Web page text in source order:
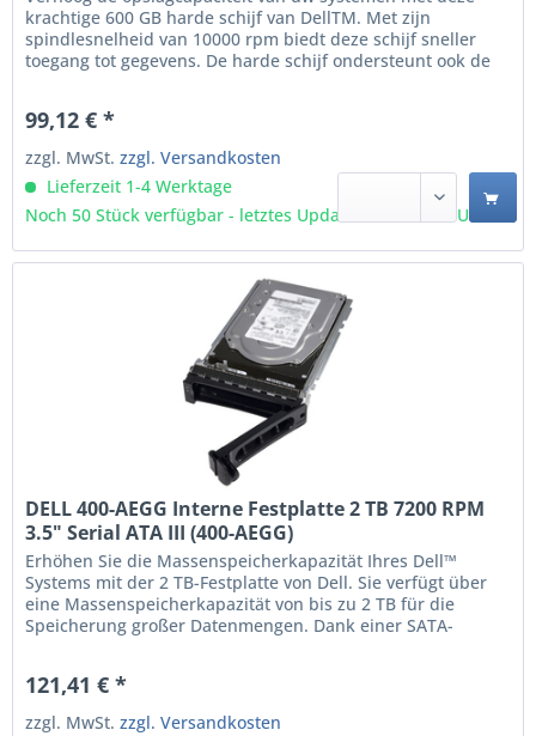
krachtige 600 GB harde schijf van DellTM. Met zijn
spindlesnelheid van 10000 rpm biedt deze schijf sneller
toegang tot gegevens. De harde schijf ondersteunt ook de
negatieve toestanden van de...
99,12 € *
zzgl. MwSt.zzgl. Versandkosten
Lieferzeit 1-4 Werktage
Noch 50 Stück verfügbar - letztes Update 09.08 - 3:03 Uhr
DELL 400-AEGG Interne Festplatte 2 TB 7200 RPM
3.5" Serial ATA III (400-AEGG)
Erhöhen Sie die Massenspeicherkapazität Ihres Dell™
Systems mit der 2 TB-Festplatte von Dell. Sie verfügt über
eine Massenspeicherkapazität von bis zu 2 TB für die
Speicherung großer Datenmengen. Dank einer SATA-
Produkt ist mit den folgenden Systemen kompatibel. -
PowerEdge...
121,41 € *
zzgl. MwSt.zzgl. Versandkosten